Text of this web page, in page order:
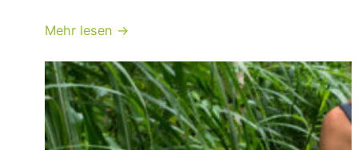
Mehr lesen →